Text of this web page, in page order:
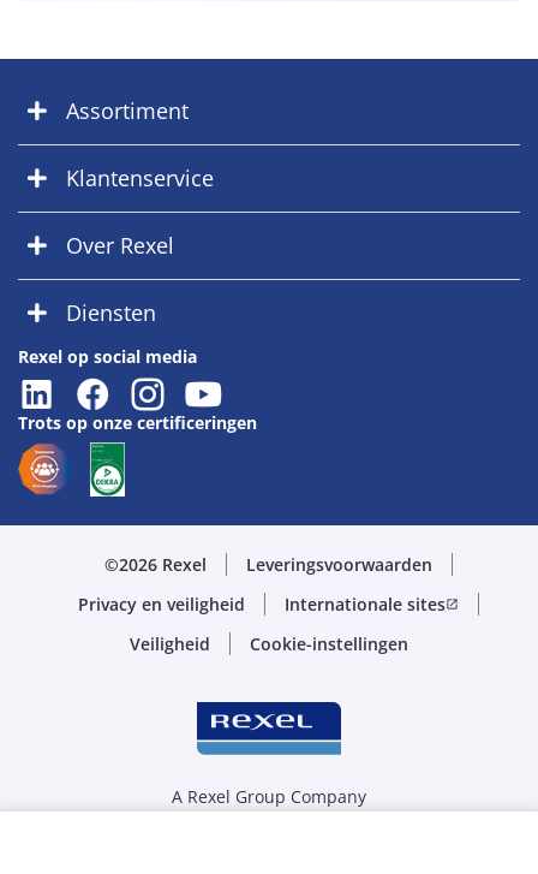
Assortiment
Klantenservice
Over Rexel
Diensten
Rexel op social media
Trots op onze certificeringen
©2026 Rexel
Leveringsvoorwaarden
Privacy en veiligheid
Internationale sitesopen_in_new
Veiligheid Cookie-instellingen
A Rexel Group Company